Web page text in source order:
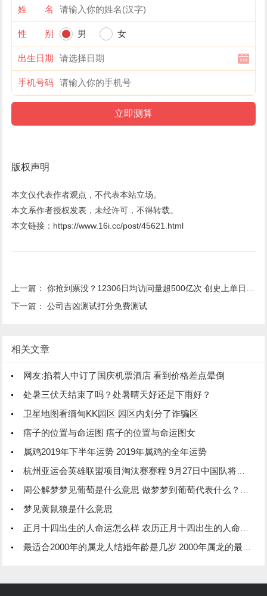
姓 名
性 别 男 女
出生日期
手机号码
版权声明
本文仅代表作者观点，不代表本站立场。
本文系作者授权发表，未经许可，不得转载。
本文链接： https://www.16i.cc/post/45621.html
上一篇：你抢到票没？12306日均访问量超500亿次 创史上单日售票纪录
下一篇：公司吉凶测试打分免费测试
相关文章
网友:掐着人中订了国庆机票酒店 看到价格差点晕倒
处暑三伏天结束了吗？处暑晴天好还是下雨好？
卫星地图看缅甸KK园区 园区内划分了诈骗区
痦子的位置与命运图 痦子的位置与命运图女
属鸡2019年下半年运势 2019年属鸡的全年运势
杭州亚运会英雄联盟项目淘汰赛赛程 9月27日中国队将登场
周公解梦梦见葡萄是什么意思 做梦梦到葡萄代表什么？好不好
梦见黄鼠狼是什么意思
正月十四出生的人命运怎么样 农历正月十四出生的人命怎么样
最适合2000年的属龙人结婚年龄是几岁 2000年属龙的最佳婚配年龄